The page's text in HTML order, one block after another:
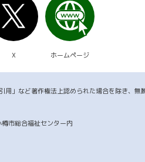
X ホームページ
」など著作権法上認められた場合を除き、無
市総合福祉センター内